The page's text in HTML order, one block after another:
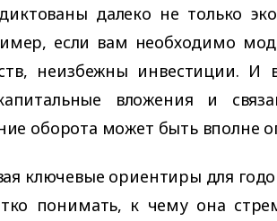
далеко не только
если вам необходимо
неизбежны инвестиции. И
вложения и
оборота может быть вполне
ключевые ориентиры для
понимать, к чему она